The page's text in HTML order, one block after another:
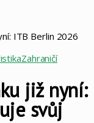
ITB Berlin 2026
Zahraničí
již nyní:
svůj